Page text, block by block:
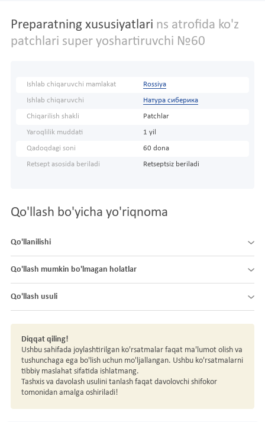
Preparatning xususiyatlari ns atrofida ko'z
patchlari super yoshartiruvchi №60
Ishlab chiqaruvchi mamlakat Rossiya
Ishlab chiqaruvchi Натура сиберика
Chiqarilish shakli Patchlar
Yaroqlilik muddati 1 yil
Qadoqdagi soni 60 dona
Retsept asosida beriladi Retseptsiz beriladi
Qo'llash bo'yicha yo'riqnoma
Qo'llanilishi
Qo'llash mumkin bo'lmagan holatlar
Qo'llash usuli
Diqqat qiling!
Ushbu sahifada joylashtirilgan ko'rsatmalar faqat ma'lumot olish va
tushunchaga ega bo'lish uchun mo'ljallangan. Ushbu ko'rsatmalarni
tibbiy maslahat sifatida ishlatmang.
Tashxis va davolash usulini tanlash faqat davolovchi shifokor
tomonidan amalga oshiriladi!